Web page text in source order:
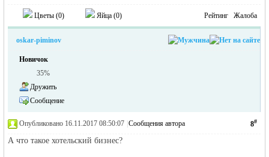
Цветы (0) Яйца (0) Рейтинг Жалоба
oskar-piminov
Новичок
35%
Дружить
Сообщение
8#
Опубликовано 16.11.2017 08:50:07 Сообщения автора
А что такое хотельский бизнес?